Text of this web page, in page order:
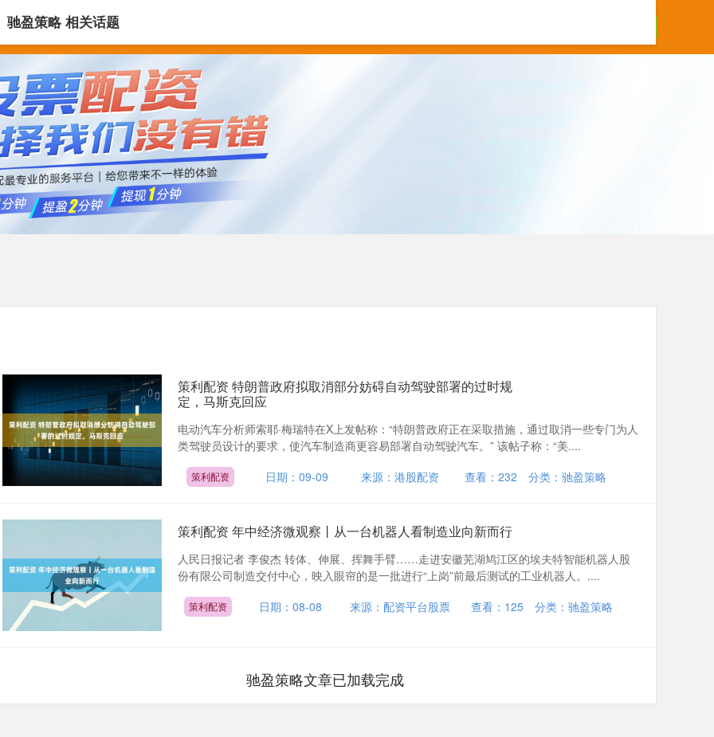
大杠杆炒股平台 十大杠杆炒股平台
驰盈策略 相关话题
策利配资 特朗普政府拟取消部分妨碍自动驾驶部署的过时规
定，马斯克回应
电动汽车分析师索耶·梅瑞特在X上发帖称：“特朗普政府正在采取措施，通过取消一些专门为人
类驾驶员设计的要求，使汽车制造商更容易部署自动驾驶汽车。” 该帖子称：“美....
策利配资 日期：09-09 来源：港股配资 查看： 232 分类： 驰盈策略
策利配资 年中经济微观察丨从一台机器人看制造业向新而行
人民日报记者 李俊杰 转体、伸展、挥舞手臂……走进安徽芜湖鸠江区的埃夫特智能机器人股
份有限公司制造交付中心，映入眼帘的是一批进行“上岗”前最后测试的工业机器人。....
策利配资 日期：08-08 来源：配资平台股票 查看： 125 分类：驰盈策略
驰盈策略文章已加载完成